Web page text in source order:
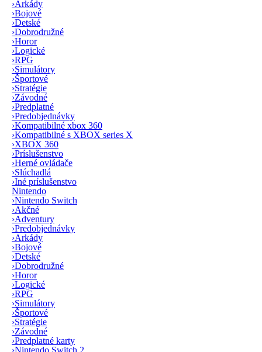
›Arkády
›Bojové
›Detské
›Dobrodružné
›Horor
›Logické
›RPG
›Simulátory
›Športové
›Stratégie
›Závodné
›Predplatné
›Predobjednávky
›Kompatibilné xbox 360
›Kompatibilné s XBOX series X
›XBOX 360
›Príslušenstvo
›Herné ovládače
›Slúchadlá
›Iné príslušenstvo
Nintendo
›Nintendo Switch
›Akčné
›Adventury
›Predobjednávky
›Arkády
›Bojové
›Detské
›Dobrodružné
›Horor
›Logické
›RPG
›Simulátory
›Športové
›Stratégie
›Závodné
›Predplatné karty
›Nintendo Switch 2